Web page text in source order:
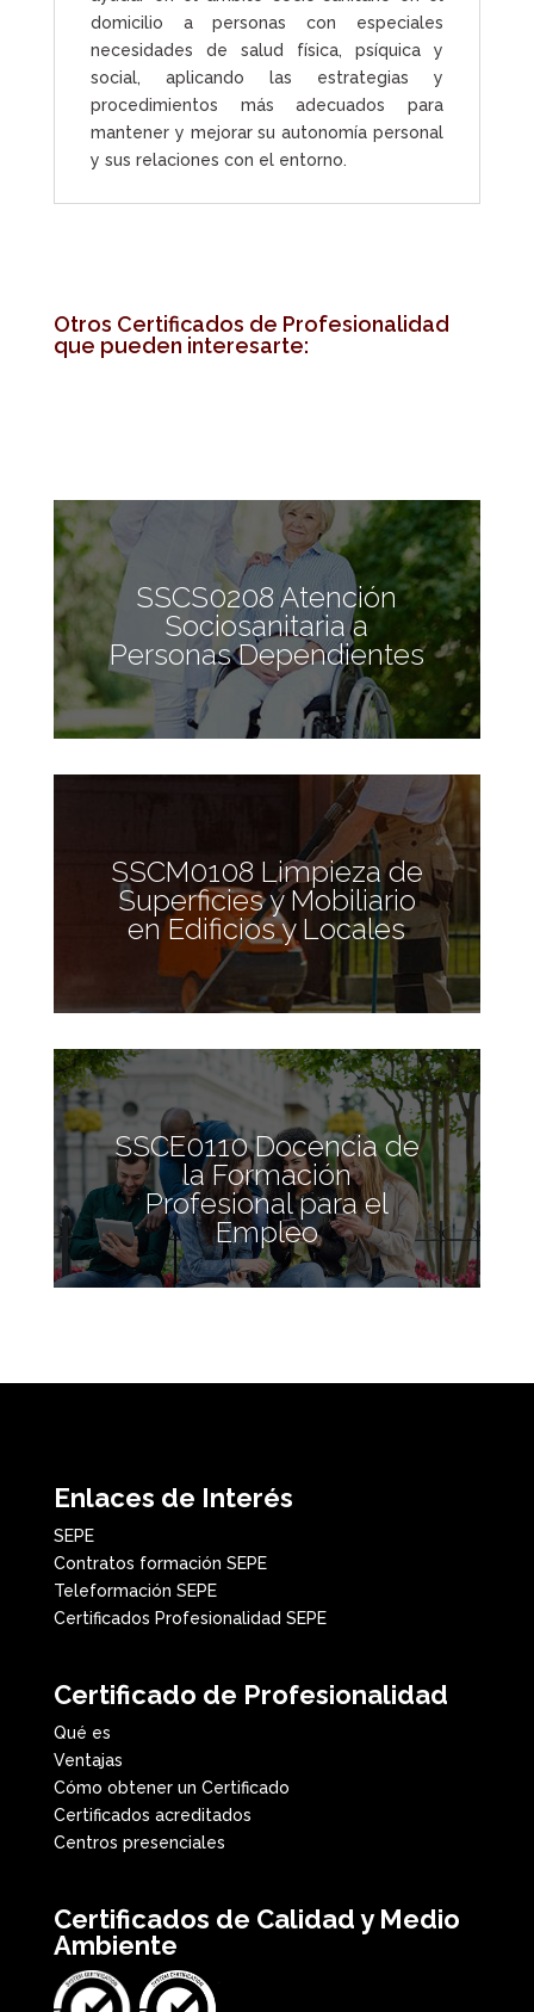
domicilio a personas con especiales
necesidades de salud física, psíquica y
social, aplicando las estrategias y
procedimientos más adecuados para
mantener y mejorar su autonomía personal
y sus relaciones con el entorno.
Otros Certificados de Profesionalidad
que pueden interesarte:
SSCS0208 Atención
Sociosanitaria a
Personas Dependientes
SSCM0108 Limpieza de
Superficies y Mobiliario
en Edificios y Locales
SSCE0110 Docencia de
la Formación
Profesional para el
Empleo
Enlaces de Interés
SEPE
Contratos formación SEPE
Teleformación SEPE
Certificados Profesionalidad SEPE
Certificado de Profesionalidad
Qué es
Ventajas
Cómo obtener un Certificado
Certificados acreditados
Centros presenciales
Certificados de Calidad y Medio
Ambiente